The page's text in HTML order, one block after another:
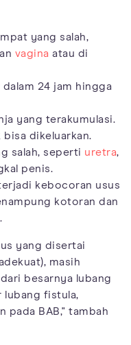
yang salah,
vagina atau di
dalam 24 jam hingga
yang terakumulasi.
bisa dikeluarkan.
salah, seperti uretra,
penis.
kebocoran usus
kotoran dan
yang disertai
masih
besarnya lubang
lubang fistula,
pada BAB," tambah